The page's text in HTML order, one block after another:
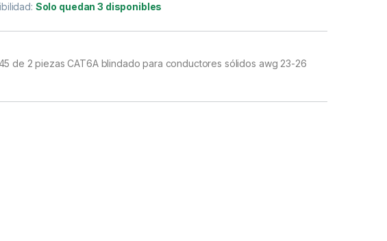
Solo quedan 3 disponibles
de 2 piezas CAT6A blindado para conductores sólidos awg 23-26